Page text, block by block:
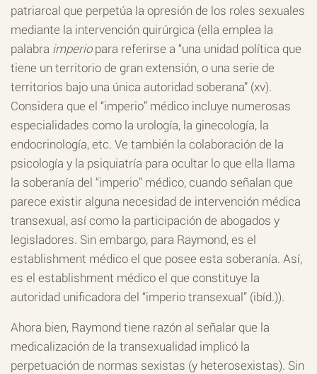
patriarcal que perpetúa la opresión de los roles sexuales
mediante la intervención quirúrgica (ella emplea la
palabra imperiopara referirse a “una unidad política que
tiene un territorio de gran extensión, o una serie de
territorios bajo una única autoridad soberana” (xv).
Considera que el “imperio” médico incluye numerosas
especialidades como la urología, la ginecología, la
endocrinología, etc. Ve también la colaboración de la
psicología y la psiquiatría para ocultar lo que ella llama
la soberanía del “imperio” médico, cuando señalan que
parece existir alguna necesidad de intervención médica
transexual, así como la participación de abogados y
legisladores. Sin embargo, para Raymond, es el
establishment médico el que posee esta soberanía. Así,
es el establishment médico el que constituye la
autoridad unificadora del “imperio transexual” (ibíd.)).
Ahora bien, Raymond tiene razón al señalar que la
medicalización de la transexualidad implicó la
perpetuación de normas sexistas (y heterosexistas). Sin